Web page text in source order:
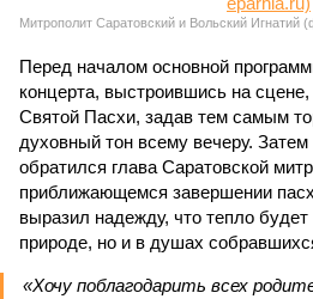
Митрополит Саратовский и Вольский Игнатий
Перед началом основной
концерта, выстроившись на
Святой Пасхи, задав тем самым
духовный тон всему вечеру.
обратился глава Саратовской
приближающемся завершении
выразил надежду, что тепло
природе, но и в душах
«Хочу поблагодарить всех